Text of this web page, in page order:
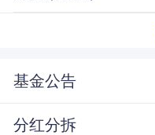
基金公告
分红分拆